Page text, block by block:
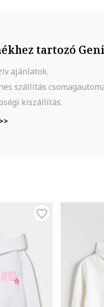
tartozó
ajánlatok.
szállítás
kiszállítás.